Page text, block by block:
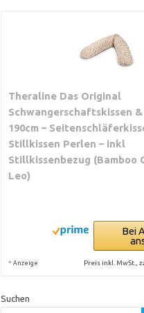
Theraline Das Original
Schwangerschaftskissen
190cm –
Stillkissen Perlen – inkl
Stillkissenbezug (Bamboo
Leo)
Bei
* Anzeige Preis inkl. MwSt.,
Suchen